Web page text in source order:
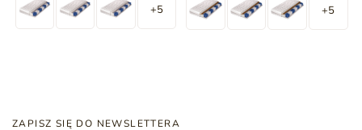
+5 +5
ZAPISZ SIĘ DO NEWSLETTERA